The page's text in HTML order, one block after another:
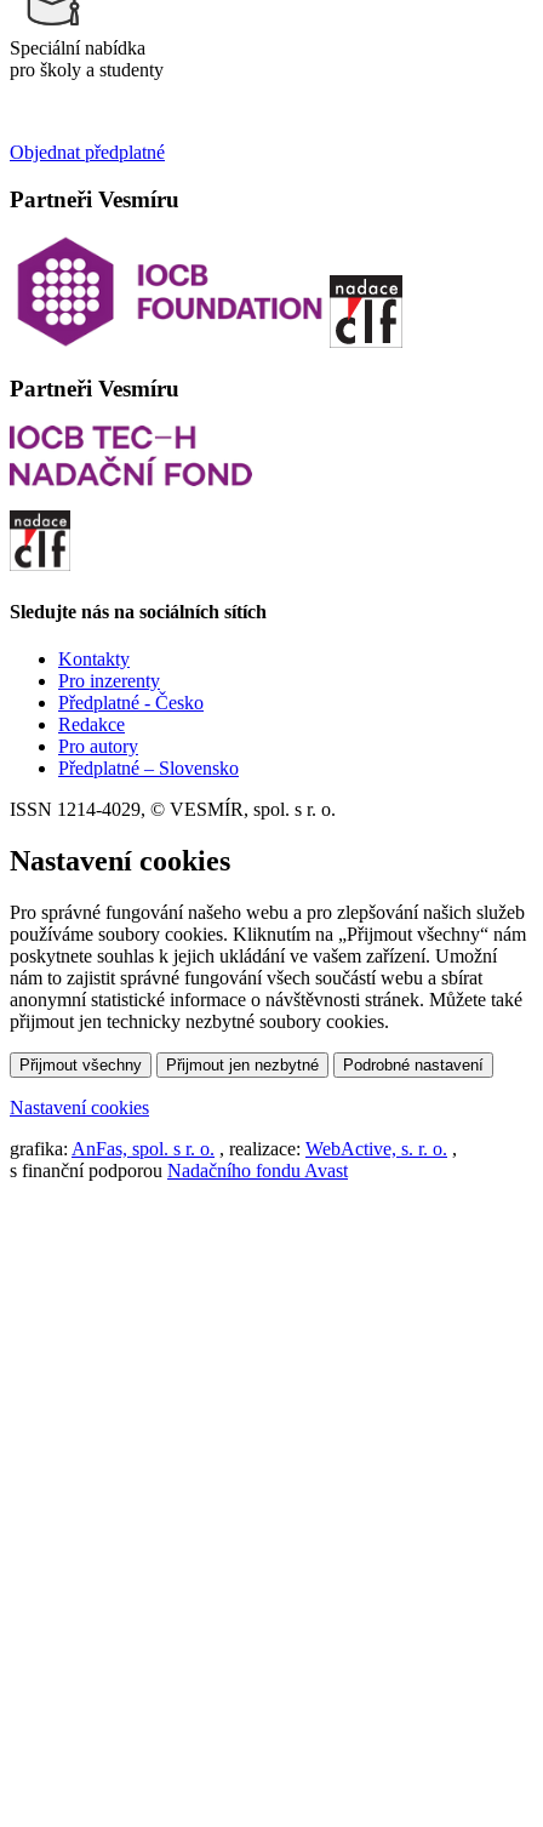
Speciální nabídka
pro školy a studenty
Objednat předplatné
Partneři Vesmíru
Partneři Vesmíru
Sledujte nás na sociálních sítích
Kontakty
Pro inzerenty
Předplatné - Česko
Redakce
Pro autory
Předplatné – Slovensko
ISSN 1214-4029, © VESMÍR, spol. s r. o.
Nastavení cookies
Pro správné fungování našeho webu a pro zlepšování našich služeb
používáme soubory cookies. Kliknutím na „Přijmout všechny“ nám
poskytnete souhlas k jejich ukládání ve vašem zařízení. Umožní
nám to zajistit správné fungování všech součástí webu a sbírat
anonymní statistické informace o návštěvnosti stránek. Můžete také
přijmout jen technicky nezbytné soubory cookies.
Přijmout všechny Přijmout jen nezbytné Podrobné nastavení
Nastavení cookies
grafika: AnFas, spol. s r. o. , realizace: WebActive, s. r. o. ,
s finanční podporou Nadačního fondu Avast